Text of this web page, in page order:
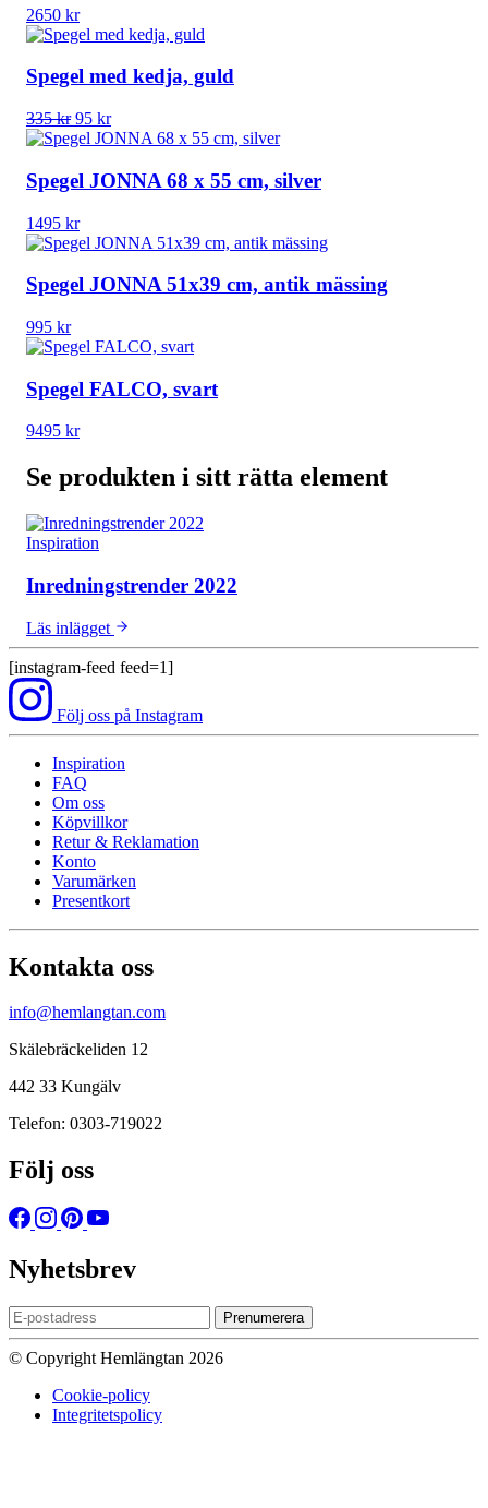
2650 kr
Spegel med kedja, guld
335kr Det
ursprungliga
var:
335 kr.
95 krDet
nuvarande
är:
95 kr.
Spegel JONNA 68 x 55 cm, silver
1495 kr
Spegel JONNA 51x39 cm, antik mässing
995 kr
Spegel FALCO, svart
9495 kr
Se produkten i sitt rätta element
Inspiration
Inredningstrender 2022
Läs inlägget
[instagram-feed feed=1]
Följ oss på Instagram
Inspiration
FAQ
Om oss
Köpvillkor
Retur & Reklamation
Konto
Varumärken
Presentkort
Kontakta oss
info@hemlangtan.com
Skälebräckeliden 12
442 33 Kungälv
Telefon: 0303-719022
Följ oss
Nyhetsbrev
Prenumerera
© Copyright Hemlängtan 2026
Cookie-policy
Integritetspolicy